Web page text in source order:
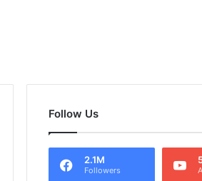
Follow Us
2.1M
Followers